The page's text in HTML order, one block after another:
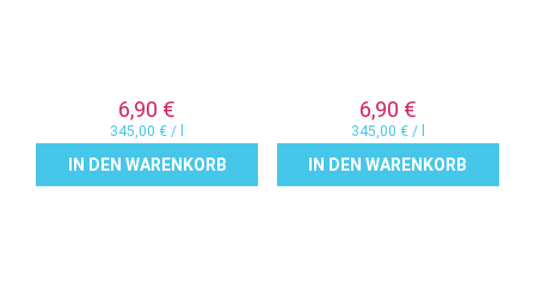
6,90 €
345,00€ /
IN DEN WARENKORB
6,90 €
345,00 €/
IN DEN WARENKORB